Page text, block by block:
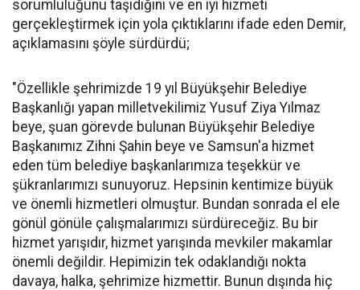
sorumluluğunu taşıdığını ve en iyi hizmeti
gerçekleştirmek için yola çıktıklarını ifade eden Demir,
açıklamasını şöyle sürdürdü;
"Özellikle şehrimizde 19 yıl Büyükşehir Belediye
Başkanlığı yapan milletvekilimiz Yusuf Ziya Yılmaz
beye, şuan görevde bulunan Büyükşehir Belediye
Başkanımız Zihni Şahin beye ve Samsun'a hizmet
eden tüm belediye başkanlarımıza teşekkür ve
şükranlarımızı sunuyoruz. Hepsinin kentimize büyük
ve önemli hizmetleri olmuştur. Bundan sonrada el ele
gönül gönüle çalışmalarımızı sürdüreceğiz. Bu bir
hizmet yarışıdır, hizmet yarışında mevkiler makamlar
önemli değildir. Hepimizin tek odaklandığı nokta
davaya, halka, şehrimize hizmettir. Bunun dışında hiç